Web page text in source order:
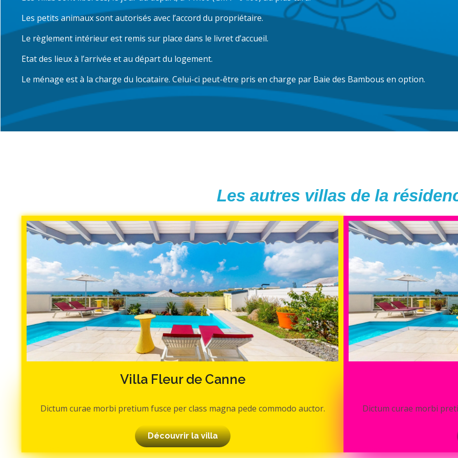
Les petits animaux sont autorisés avec l’accord du propriétaire.
Le règlement intérieur est remis sur place dans le livret d’accueil.
Etat des lieux à l’arrivée et au départ du logement.
Le ménage est à la charge du locataire. Celui-ci peut-être pris en charge par Baie des Bambous en option.
Les autres villas de la
Villa Fleur de Canne
Dictum curae morbi pretium fusce per class magna pede commodo auctor.
Découvrir la villa
Dictum curae morbi